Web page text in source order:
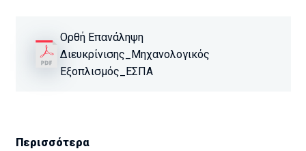
Ορθή Επανάληψη
Διευκρίνισης_Μηχανολογικός
Εξοπλισμός_ΕΣΠΑ
Περισσότερα